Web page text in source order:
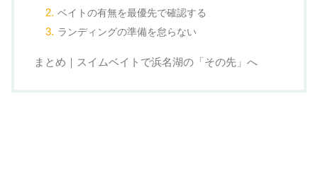
ベイトの有無を最優先で確認する
ランディングの準備を怠らない
まとめ｜スイムベイトで浜名湖の「その先」へ